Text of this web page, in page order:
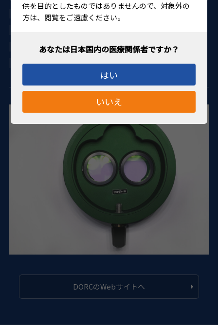
供を目的としたものではありませんので、対象外の
方は、閲覧をご遠慮ください。
はい
いいえ
AU-8005-F3
27B1X0000108005F
4580151304777
DORCのWebサイトへ